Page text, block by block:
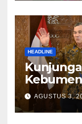
HEADLINE
Jajaki
hingga
AGUSTUS 3,